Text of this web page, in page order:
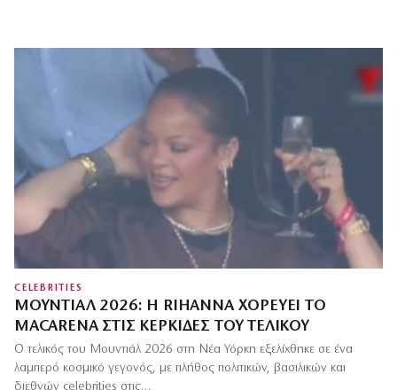
CELEBRITIES
ΜΟΥΝΤΙΆΛ 2026: Η RIHANNA ΧΟΡΕΎΕΙ ΤΟ
MACARENA ΣΤΙΣ ΚΕΡΚΊΔΕΣ ΤΟΥ ΤΕΛΙΚΟΎ
Ο τελικός του Μουντιάλ 2026 στη Νέα Υόρκη εξελίχθηκε σε ένα
λαμπερό κοσμικό γεγονός, με πλήθος πολιτικών, βασιλικών και
διεθνών celebrities στις…